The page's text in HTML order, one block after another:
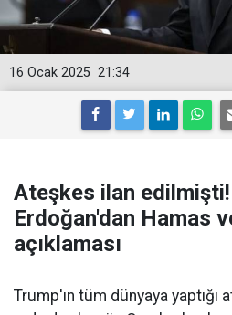
21:34
16 Ocak 2025
Ateşkes ilan edilmişti!
Erdoğan'dan Hamas
açıklaması
Trump'ın tüm dünyaya yaptığı